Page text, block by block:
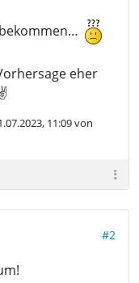
eher
11:09 von
#2